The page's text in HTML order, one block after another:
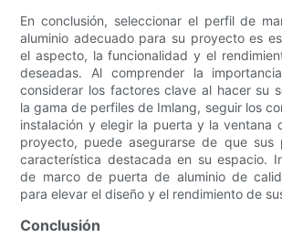
En conclusión, seleccionar el perfil de
aluminio adecuado para su proyecto es
el aspecto, la funcionalidad y el
deseadas. Al comprender la
considerar los factores clave al hacer su
la gama de perfiles de Imlang, seguir los
instalación y elegir la puerta y la ventana
proyecto, puede asegurarse de que sus
característica destacada en su espacio.
de marco de puerta de aluminio de
para elevar el diseño y el rendimiento de
Conclusión